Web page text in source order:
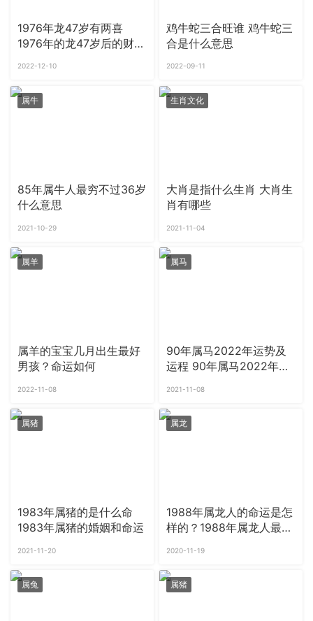
1976年龙47岁有两喜
1976年的龙47岁后的财运
2022-12-10
鸡牛蛇三合旺谁 鸡牛蛇三
合是什么意思
2022-09-11
属牛
85年属牛人最穷不过36岁
什么意思
2021-10-29
生肖文化
大肖是指什么生肖 大肖生
肖有哪些
2021-11-04
属羊
属羊的宝宝几月出生最好
男孩？命运如何
2022-11-08
属马
90年属马2022年运势及
运程 90年属马2022年桃
2021-11-08
属猪
1983年属猪的是什么命
1983年属猪的婚姻和命运
2021-11-20
属龙
1988年属龙人的命运是怎
样的？1988年属龙人最佳
2020-11-19
属兔 属猪